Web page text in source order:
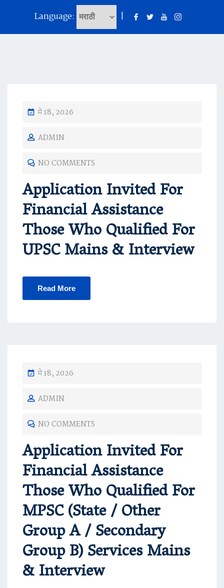
Language: |
मे 18, 2026
ADMIN
NO COMMENTS
Application Invited For
Financial Assistance
Those Who Qualified For
UPSC Mains & Interview
Read More
मे 18, 2026
ADMIN
NO COMMENTS
Application Invited For
Financial Assistance
Those Who Qualified For
MPSC (State / Other
Group A / Secondary
Group B) Services Mains
& Interview